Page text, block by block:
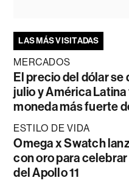
LAS MÁS VISITADAS
MERCADOS
El precio del dólar se
julio y América
moneda más fuerte
ESTILO DE VIDA
Omega x Swatch
con oro para
del Apollo 11